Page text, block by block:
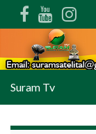
Suram Tv